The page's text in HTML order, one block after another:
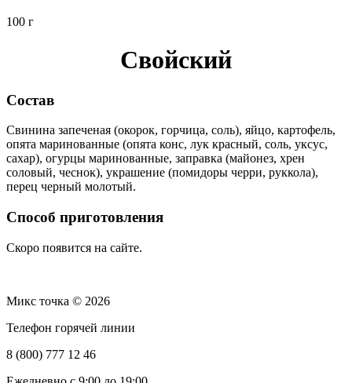
100 г
Свойский
Состав
Свинина запеченая (окорок, горчица, соль), яйцо, картофель,
опята маринованные (опята конс, лук красный, соль, уксус,
сахар), огурцы маринованные, заправка (майонез, хрен
соловый, чеснок), украшение (помидоры черри, руккола),
перец черный молотый.
Способ приготовления
Скоро появится на сайте.
Микс точка © 2026
Телефон горячей линии
8 (800) 777 12 46